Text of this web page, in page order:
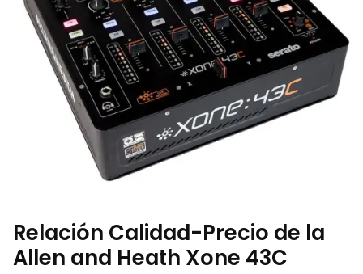
Relación Calidad-Precio de la
Allen and Heath Xone 43C